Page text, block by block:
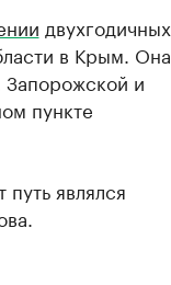
двухгодичных
в Крым. Она
Запорожской и
пункте
являлся